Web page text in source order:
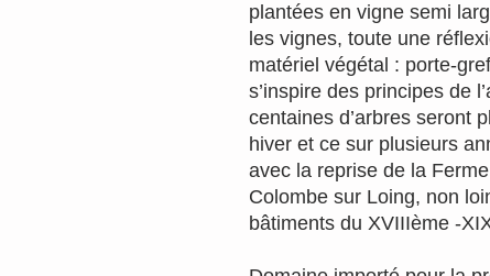
plantées en vigne semi
les vignes, toute une
matériel végétal : porte-
s’inspire des principes de
centaines d’arbres seront
hiver et ce sur plusieurs
avec la reprise de la
Colombe sur Loing, non
bâtiments du XVIIIème -